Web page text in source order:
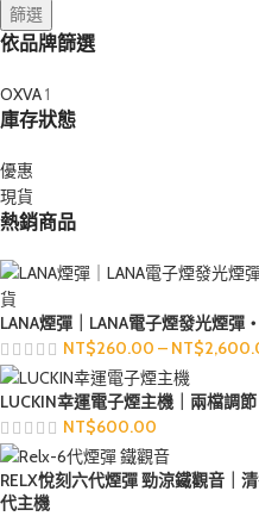
篩選
依品牌篩選
OXVA1
庫存狀態
優惠
現貨
熱銷商品
LANA煙彈｜LANA電子煙發光煙
NT$260.00 – NT$
LUCKIN幸運電子煙主機｜兩檔調節
NT$600.00
RELX悅刻六代煙彈 勁涼鐵觀音｜
代主機